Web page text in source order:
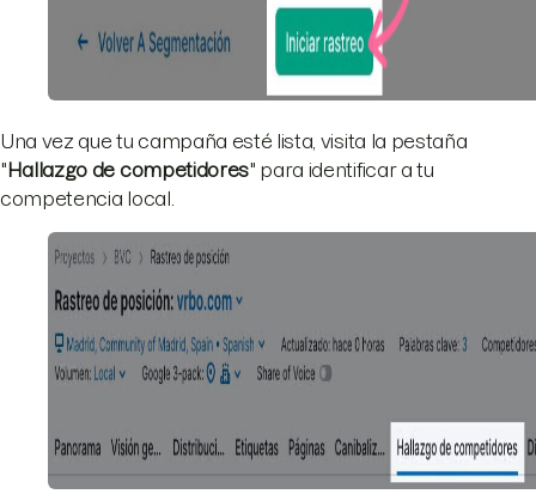
Una vez que tu campaña esté lista, visita la pestaña
"Hallazgo de competidores" para identificar a tu
competencia local.